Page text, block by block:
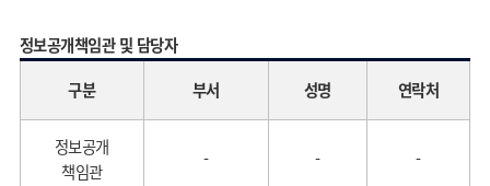
정보공개책임관 및 담당자
구분
부서 성명 연락처
정보공개
책임관
- - -